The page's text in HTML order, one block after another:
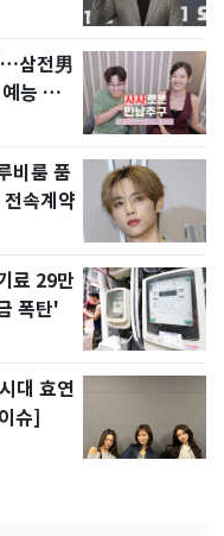
삼전男
능 화
비룸 품
속계약
료 29만
폭탄'
대 효연
슈]